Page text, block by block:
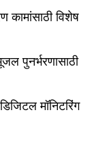
विशेष
पुनर्भरणासाठी
मॉनिटरिंग